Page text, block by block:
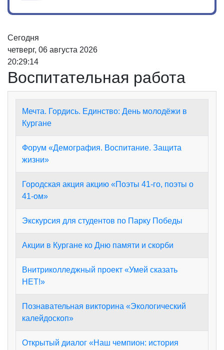
Сегодня
четверг, 06 августа 2026
20:29:15
Воспитательная работа
Мечта. Гордись. Единство: День молодёжи в
Кургане
Форум «Демография. Воспитание. Защита
жизни»
Городская акция акцию «Поэты 41-го, поэты о
41-ом»
Экскурсия для студентов по Парку Победы
Акции в Кургане ко Дню памяти и скорби
Внитриколледжный проект «Умей сказать
НЕТ!»
Познавательная викторина «Экологический
калейдоскоп»
Открытый диалог «Наш чемпион: история